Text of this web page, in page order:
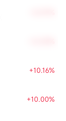
+10.16%
+10.00%